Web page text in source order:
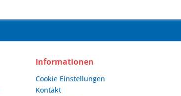
Informationen
Cookie Einstellungen
Kontakt